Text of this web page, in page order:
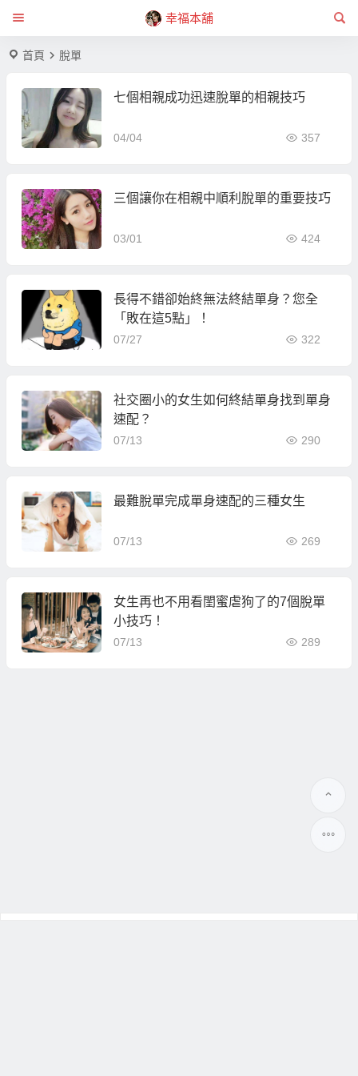
幸福本舖
首頁 脫單
七個相親成功迅速脫單的相親技巧
04/04 357
三個讓你在相親中順利脫單的重要技巧
03/01 424
長得不錯卻始終無法終結單身？您全
「敗在這5點」！
07/27 322
社交圈小的女生如何終結單身找到單身
速配？
07/13 290
最難脫單完成單身速配的三種女生
07/13 269
女生再也不用看閨蜜虐狗了的7個脫單
小技巧！
07/13 289